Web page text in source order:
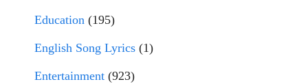
Education (195)
English Song Lyrics (1)
Entertainment (923)